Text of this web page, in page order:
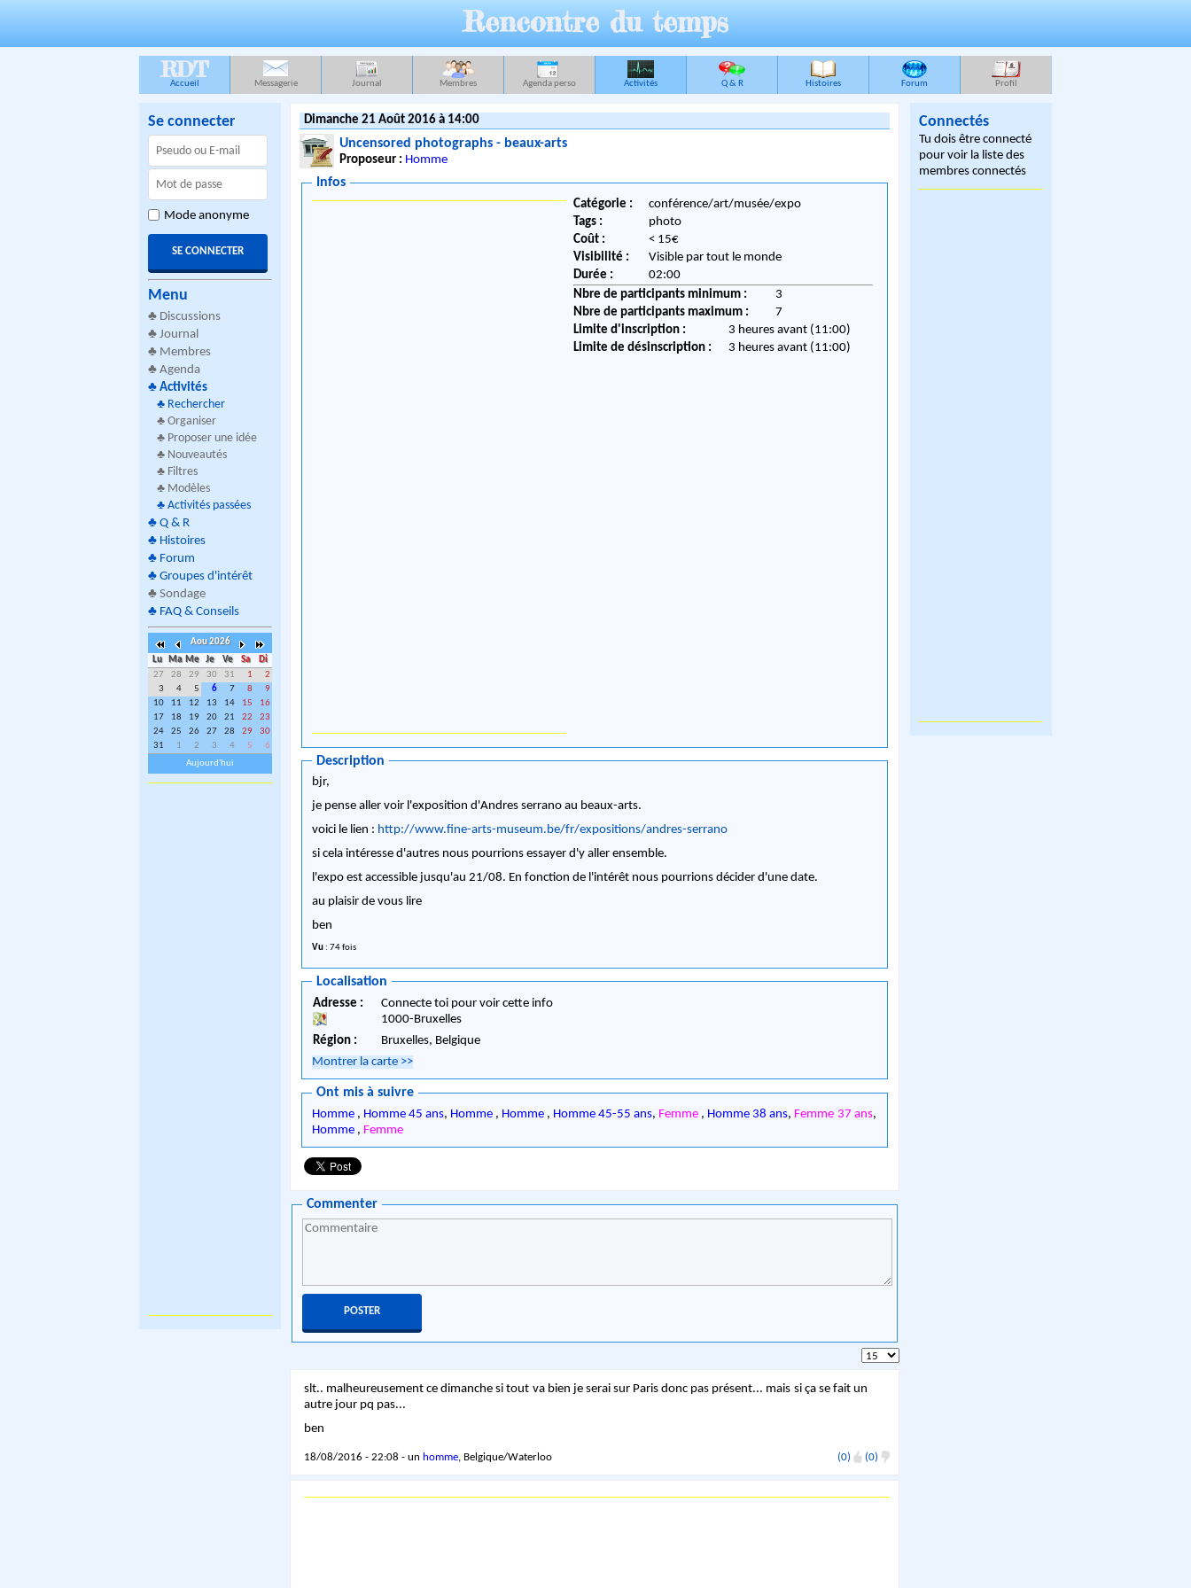
Rencontre du temps
RDT
Accueil Messagerie Journal Membres Agenda perso Activités Q & R Histoires Forum Profil
Se connecter
Mode anonyme
Menu
♣ Discussions
♣ Journal
♣ Membres
♣ Agenda
♣ Activités
♣ Rechercher
♣ Organiser
♣ Proposer une idée
♣ Nouveautés
♣ Filtres
♣ Modèles
♣ Activités passées
♣ Q & R
♣ Histoires
♣ Forum
♣ Groupes d'intérêt
♣ Sondage
♣ FAQ & Conseils
Aou 2026
Lu
Ma Me Je Ve Sa
Di
27
28 29 30 31 1
2
3
4 5 6 7 8
9
10
11 12 13 14 15
16
17
18 19 20 21 22
23
24
25 26 27 28 29
30
31
1 2 3 4 5
6
Aujourd'hui
Dimanche 21 Août 2016 à 14:00
Uncensored photographs - beaux-arts
Proposeur : Homme
Infos
Catégorie :
conférence/art/musée/expo
Tags :
photo
Coût :
< 15€
Visibilité :
Visible par tout le monde
Durée :
02:00
Nbre de participants minimum :
3
Nbre de participants maximum :
7
Limite d'inscription :
3 heures avant (11:00)
Limite de désinscription :
3 heures avant (11:00)
Description
bjr,
je pense aller voir l'exposition d'Andres serrano au beaux-arts.
voici le lien : http://www.fine-arts-museum.be/fr/expositions/andres-serrano
si cela intéresse d'autres nous pourrions essayer d'y aller ensemble.
l'expo est accessible jusqu'au 21/08. En fonction de l'intérêt nous pourrions décider d'une date.
au plaisir de vous lire
ben
Vu : 74 fois
Localisation
Adresse :
Connecte toi pour voir cette info
1000-Bruxelles
Région :
Bruxelles, Belgique
Montrer la carte >>
Ont mis à suivre
Homme , Homme 45 ans, Homme , Homme , Homme 45-55 ans, Femme , Homme 38 ans, Femme 37 ans,
Homme , Femme
Commenter
slt.. malheureusement ce dimanche si tout va bien je serai sur Paris donc pas présent... mais si ça se fait un
autre jour pq pas...
ben
18/08/2016 - 22:08 - un homme, Belgique/Waterloo (0) (0)
Connectés
Tu dois être connecté
pour voir la liste des
membres connectés